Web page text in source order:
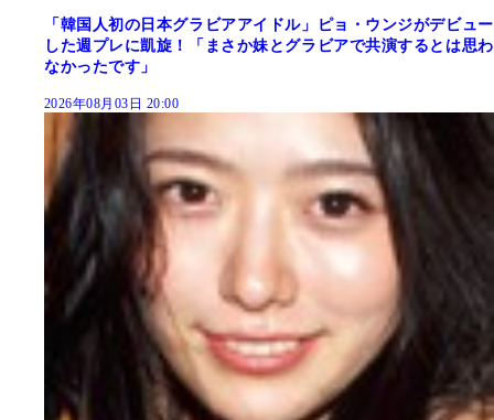
「韓国人初の日本グラビアアイドル」ピョ・ウンジがデビュー
した週プレに凱旋！「まさか妹とグラビアで共演するとは思わ
なかったです」
2026年08月03日 20:00